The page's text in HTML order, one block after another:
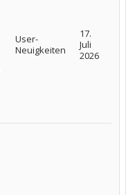
User-
Neuigkeiten
17.
Juli
2026